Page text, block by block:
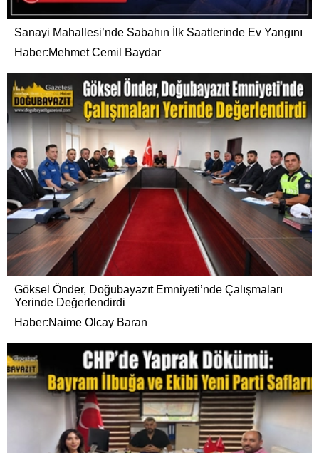
Sanayi Mahallesi’nde Sabahın İlk Saatlerinde Ev Yangını
Haber:Mehmet Cemil Baydar
Göksel Önder, Doğubayazıt Emniyeti’nde Çalışmaları
Yerinde Değerlendirdi
Haber:Naime Olcay Baran